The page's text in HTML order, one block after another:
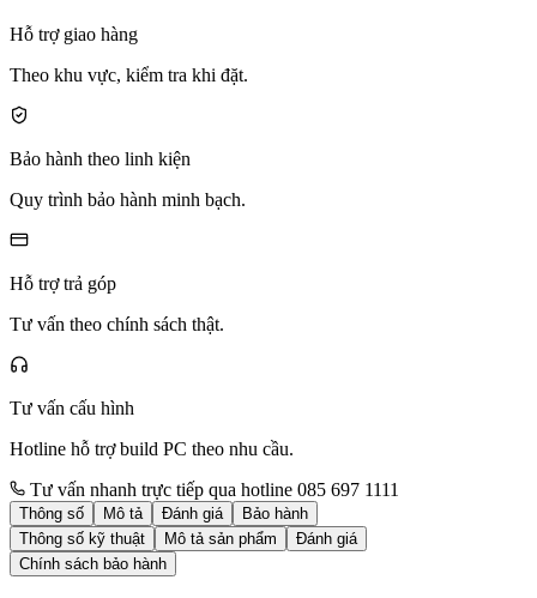
Hỗ trợ giao hàng
Theo khu vực, kiểm tra khi đặt.
Bảo hành theo linh kiện
Quy trình bảo hành minh bạch.
Hỗ trợ trả góp
Tư vấn theo chính sách thật.
Tư vấn cấu hình
Hotline hỗ trợ build PC theo nhu cầu.
Tư vấn nhanh trực tiếp qua hotline 085 697 1111
Thông số Mô tả Đánh giá
Bảo hành
Thông số kỹ thuật
Mô tả sản phẩm
Đánh giá
Chính sách bảo hành